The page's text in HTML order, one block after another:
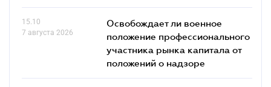
15.10
7 августа 2026
Освобождает ли военное
положение профессионального
участника рынка капитала от
положений о надзоре